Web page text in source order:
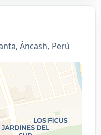
Áncash, Perú